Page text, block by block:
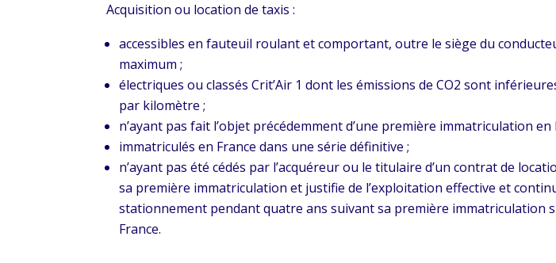
Acquisition ou location de taxis :
accessibles en fauteuil roulant et comportant, outre le siège du
maximum ;
électriques ou classés Crit’Air 1 dont les émissions de CO2 sont
par kilomètre ;
n’ayant pas fait l’objet précédemment d’une première immatriculation en
immatriculés en France dans une série définitive ;
n’ayant pas été cédés par l’acquéreur ou le titulaire d’un contrat de
sa première immatriculation et justifie de l’exploitation effective et
stationnement pendant quatre ans suivant sa première immatriculation
France.